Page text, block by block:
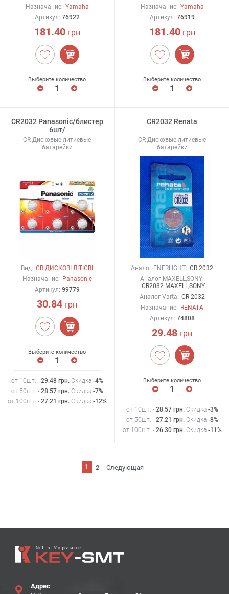
Назначание: Yamaha
Артикул: 76922
181.40грн
Выберите количество
Назначание: Yamaha
Артикул: 76919
181.40грн
Выберите количество
CR2032 Panasonic/блистер
6шт/
CR Дисковые литиевые
батарейки
Вид: CR ДИСКОВІ ЛІТІЄВІ
Назначание: Panasonic
Артикул: 99779
30.84 грн
Выберите количество
от 10шт. - 29.48грн. Скидка -4%
от 50шт. - 28.57грн. Скидка -7%
от 100шт. - 27.21 грн. Скидка -12%
CR2032 Renata
CR Дисковые литиевые
батарейки
Аналог ENERLIGHT: CR 2032
Аналог MAXELL,SONY:
CR2032 MAXELL,SONY
Аналог Varta: CR 2032
Назначание: RENATA
Артикул: 74808
29.48 грн
Выберите количество
от 10шт. - 28.57грн. Скидка -3%
от 50шт. - 27.21 грн. Скидка -8%
от 100шт. - 26.30грн. Скидка -11%
1 2 Следующая
Адрес